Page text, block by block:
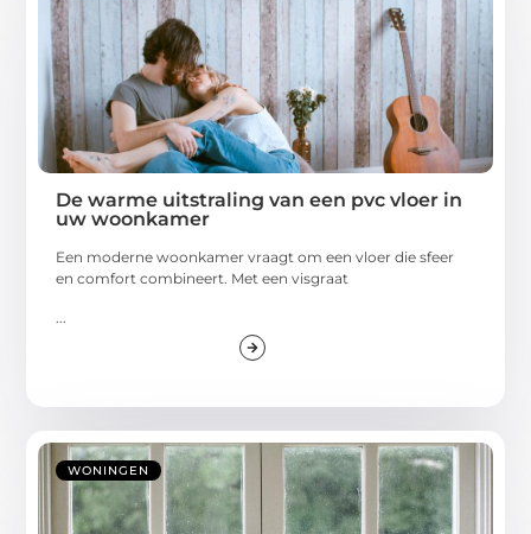
De warme uitstraling van een pvc vloer in
uw woonkamer
Een moderne woonkamer vraagt om een vloer die sfeer
en comfort combineert. Met een visgraat
WONINGEN